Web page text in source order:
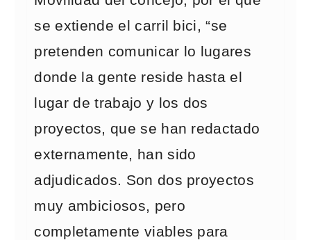
se extiende el carril bici, “se
pretenden comunicar lo lugares
donde la gente reside hasta el
lugar de trabajo y los dos
proyectos, que se han redactado
externamente, han sido
adjudicados. Son dos proyectos
muy ambiciosos, pero
completamente viables para